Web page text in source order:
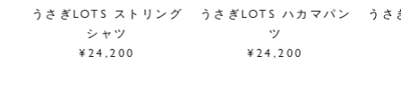
うさぎLOTS ストリング
シャツ
¥24,200
うさぎLOTS ハカマパン
ツ
¥24,200
うさ